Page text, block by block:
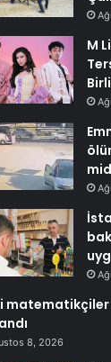
M
matematikçiler
8, 2026